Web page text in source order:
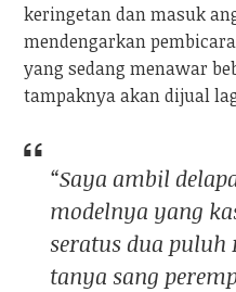
keringetan dan masuk
mendengarkan
yang sedang menawar
tampaknya akan dijual
“Saya ambil
modelnya yang
seratus dua
tanya sang